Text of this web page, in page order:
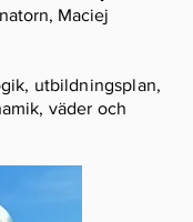
Maciej
utbildningsplan,
väder och